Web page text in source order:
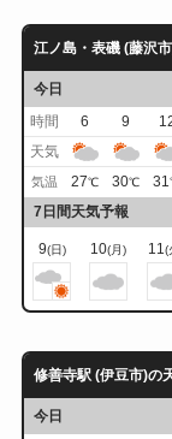
江ノ島・表磯 (藤沢
今日
時間
6 9
天気
気温 27℃ 30℃ 31
7日間天気予報
9(日) 10(月) 11(
修善寺駅 (伊豆市)の
今日